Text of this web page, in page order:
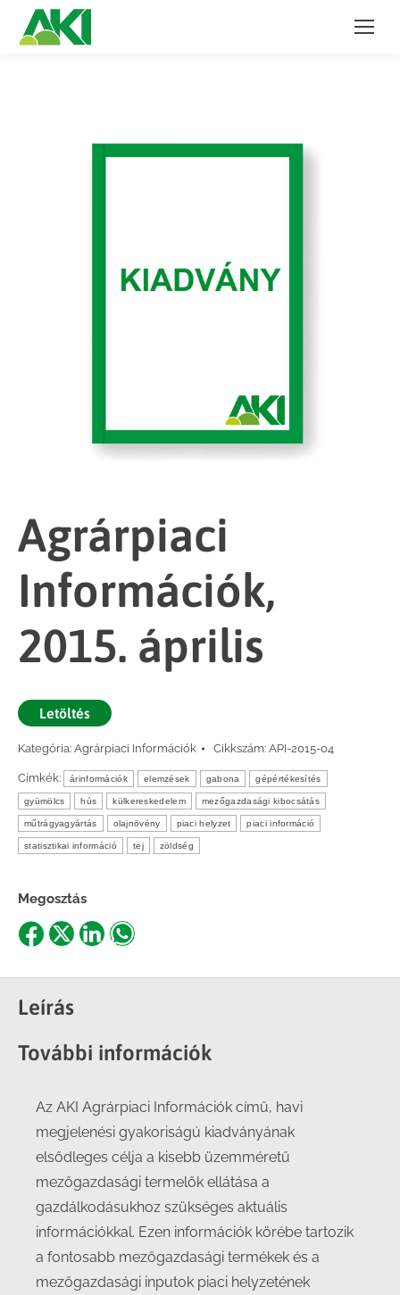
Agrárpiaci
Információk,
2015. április
Letöltés
Kategória: Agrárpiaci Információk Cikkszám: API-2015-04
Címkék: árinformációk elemzések gabona gépértékesítés
gyümölcs hús külkereskedelem mezőgazdasági kibocsátás
műtrágyagyártás olajnövény piaci helyzet piaci információ
statisztikai információ tej zöldség
Megosztás
Share
Facebook
Share
X
ShareShare
Leírás
További információk
Az AKI Agrárpiaci Információk című, havi
megjelenési gyakoriságú kiadványának
elsődleges célja a kisebb üzemméretű
mezőgazdasági termelők ellátása a
gazdálkodásukhoz szükséges aktuális
információkkal. Ezen információk körébe tartozik
a fontosabb mezőgazdasági termékek és a
mezőgazdasági inputok piaci helyzetének